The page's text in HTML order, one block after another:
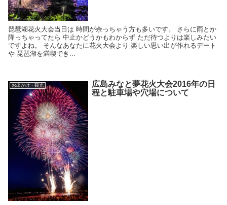
琵琶湖花火大会当日は 時間が余っちゃう方も多いです。 さらに雨とか
降っちゃってたら 中止かどうかもわからず ただ待つよりは楽しみたい
ですよね。 そんなあなたに花火大会より 楽しい思い出が作れるデート
や 琵琶湖を満喫でき...
お出かけ・観光
広島みなと夢花火大会2016年の日
程と駐車場や穴場について